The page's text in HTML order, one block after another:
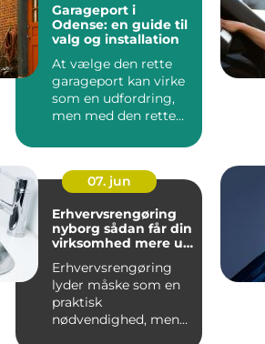
Garageport i
Odense: en guide til
valg og installation
At vælge den rette
garageport kan virke
som en udfordring,
men med den rette
07. jun
Erhvervsrengøring
nyborg sådan får din
virksomhed mere ud
Erhvervsrengøring
lyder måske som en
praktisk
nødvendighed, men